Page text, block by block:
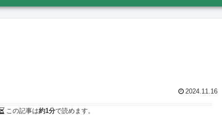
2024.11.16
この記事は約1分で読めます。